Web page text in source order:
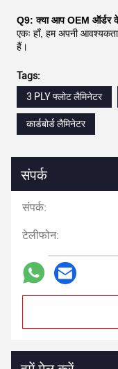
Q9: क्या आप OEM ऑर्डर
एकः हाँ, हम अपनी
हैं।
Tags:
3 PLY फ्लोट लैमिनेटर
कार्डबोर्ड लैमिनेटर
संपर्क
संपर्क:
टेलीफोन: